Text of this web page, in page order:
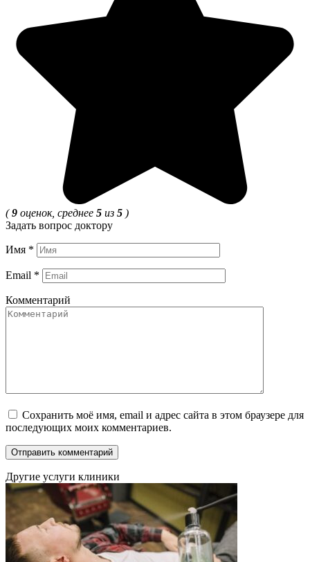
(9 оценок, среднее 5 из 5 )
Задать вопрос доктору
Имя *
Email *
Комментарий
Сохранить моё имя, email и адрес сайта в этом браузере для
последующих моих комментариев.
Другие услуги клиники